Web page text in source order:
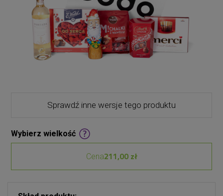
Sprawdź inne wersje tego produktu
Wybierz wielkość
Cena211,00 zł